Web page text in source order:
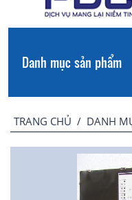
Danh mục sản phẩm
TRANG CHỦ / DANH